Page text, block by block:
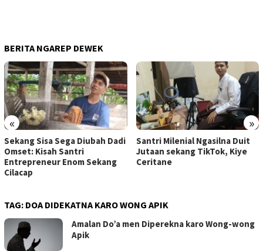
BERITA NGAREP DEWEK
« »
Sekang Sisa Sega Diubah Dadi
Omset: Kisah Santri
Entrepreneur Enom Sekang
Cilacap
Santri Milenial Ngasilna Duit
Jutaan sekang TikTok, Kiye
Ceritane
TAG: DOA DIDEKATNA KARO WONG APIK
Amalan Do’a men Diperekna karo Wong-wong
Apik